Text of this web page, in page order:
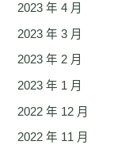
2023 年 4 月
2023 年 3 月
2023 年 2 月
2023 年 1 月
2022 年 12 月
2022 年 11 月